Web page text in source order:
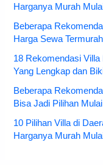
Harganya Murah
Beberapa
Harga Sewa
18 Rekomendasi
Yang Lengkap dan
Beberapa
Bisa Jadi Pilihan
10 Pilihan Villa di
Harganya Murah